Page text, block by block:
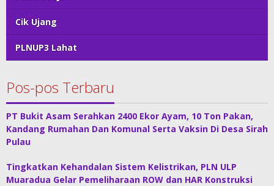
Cik Ujang
PLNUP3 Lahat
Pos-pos Terbaru
PT Bukit Asam Serahkan 2400 Ekor Ayam, 10 Ton Pakan,
Kandang Rumahan Dan Komunal Serta Vaksin Di Desa Sirah
Pulau
Tingkatkan Kehandalan Sistem Kelistrikan, PLN ULP
Muaradua Gelar Pemeliharaan ROW dan HAR Konstruksi